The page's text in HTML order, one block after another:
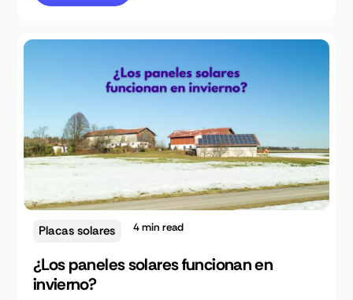
Placas solares 4min read
¿Los paneles solares funcionan en
invierno?